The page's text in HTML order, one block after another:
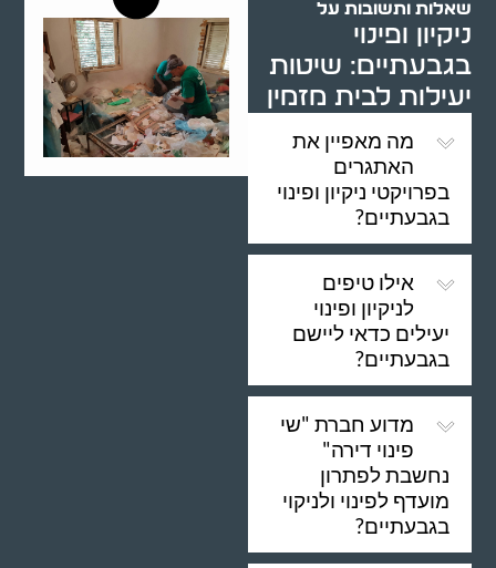
שאלות ותשובות על
ניקיון ופינוי
בגבעתיים: שיטות
יעילות לבית מזמין
מה מאפיין את
האתגרים
בפרויקטי ניקיון ופינוי
בגבעתיים?
אילו טיפים
לניקיון ופינוי
יעילים כדאי ליישם
בגבעתיים?
מדוע חברת "שי
פינוי דירה"
נחשבת לפתרון
מועדף לפינוי ולניקוי
בגבעתיים?